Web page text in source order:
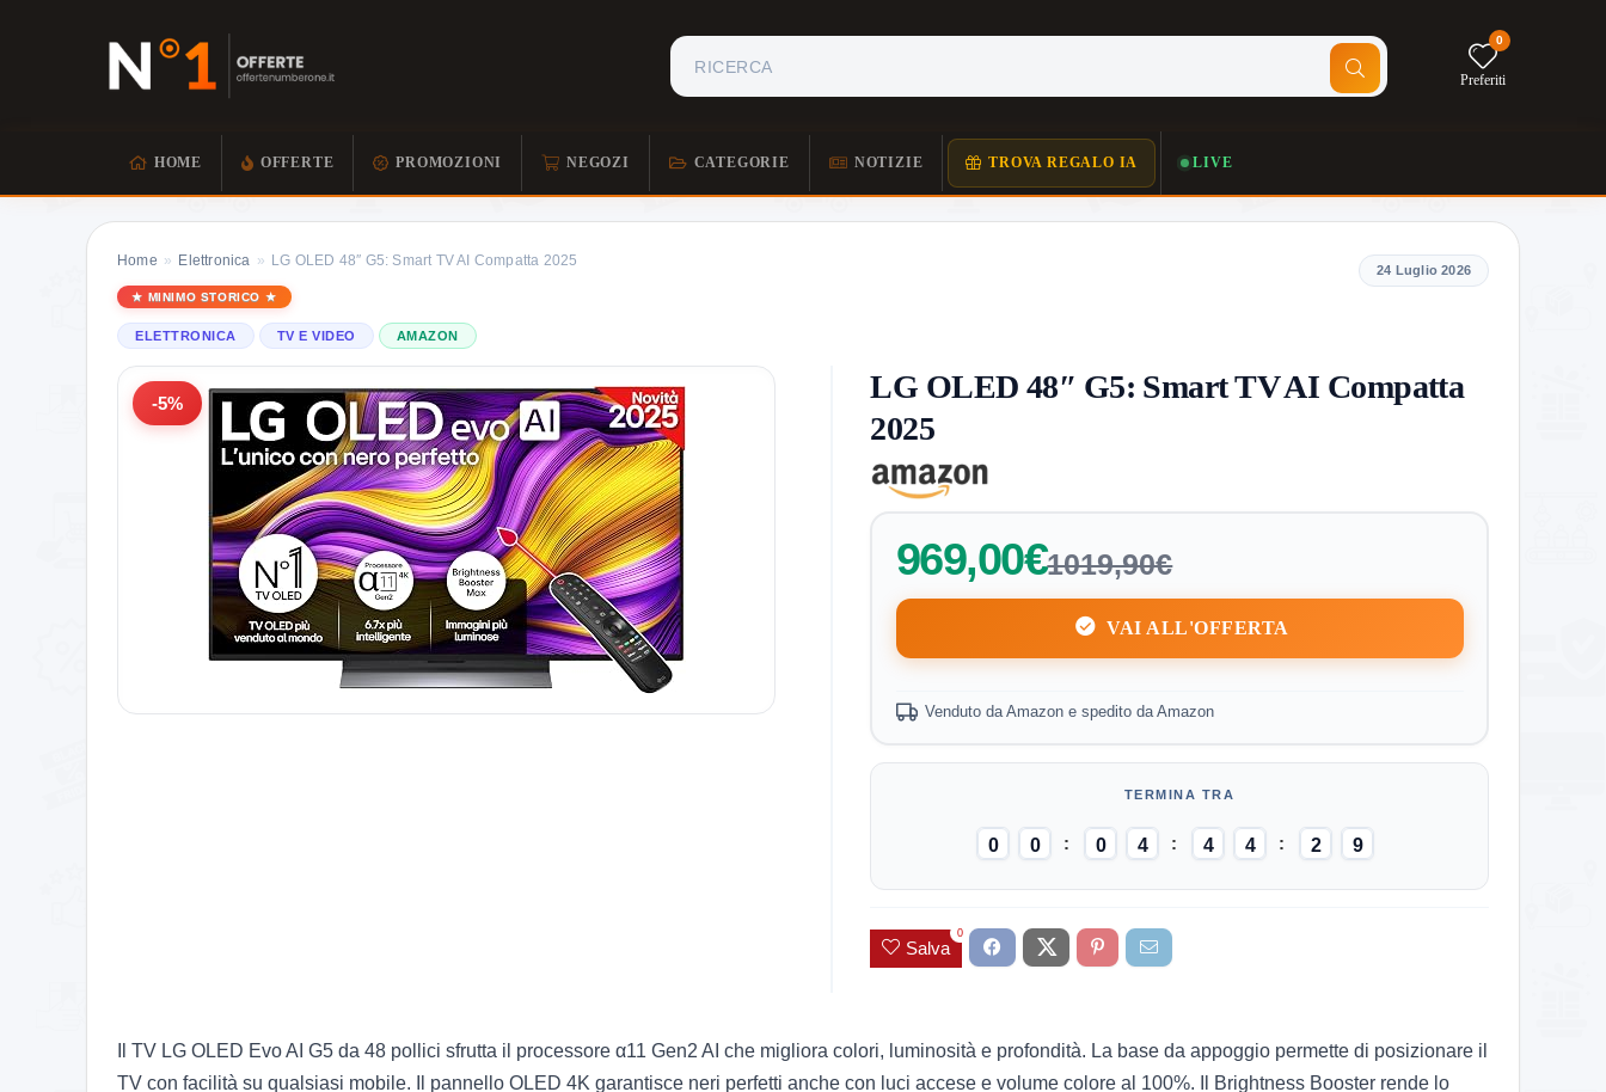
0
Preferiti
HOME OFFERTE PROMOZIONI NEGOZI CATEGORIE NOTIZIE TROVA REGALO IA LIVE
Home » Elettronica » LG OLED 48″ G5: Smart TV AI Compatta 2025
MINIMO STORICO
ELETTRONICA TV E VIDEO AMAZON
-5%
LG OLED 48″ G5: Smart TV AI Compatta
2025
969,00€1019,90€
VAI ALL'OFFERTA
Venduto da Amazon e spedito da Amazon
0 0 0 4 4 4 2 8
Salva
0
24 Luglio 2026
Il TV LG OLED Evo AI G5 da 48 pollici sfrutta il processore α11 Gen2 AI che migliora colori, luminosità e profondità. La base da appoggio permette di posizionare il
TV con facilità su qualsiasi mobile. Il pannello OLED 4K garantisce neri perfetti anche con luci accese e volume colore al 100%. Il Brightness Booster rende lo